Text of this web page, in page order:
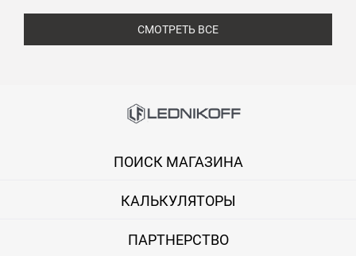
СМОТРЕТЬ ВСЕ
ПОИСК МАГАЗИНА
КАЛЬКУЛЯТОРЫ
ПАРТНЕРСТВО